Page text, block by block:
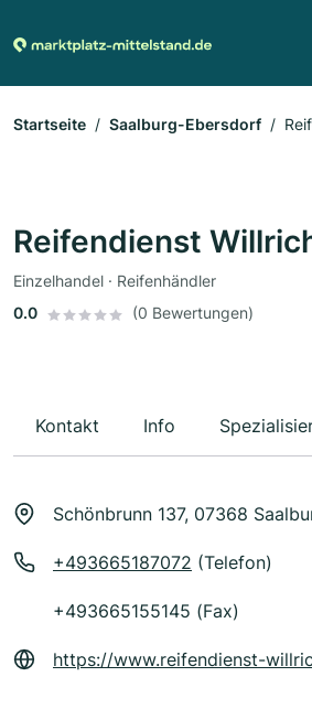
Startseite Saalburg-Ebersdorf
Reifendienst
Einzelhandel · Reifenhändler
0.0
(0 Bewertungen)
Kontakt Info
Schönbrunn 137, 07368
+493665187072 (Telefon)
+493665155145 (Fax)
https://www.reifendienst-